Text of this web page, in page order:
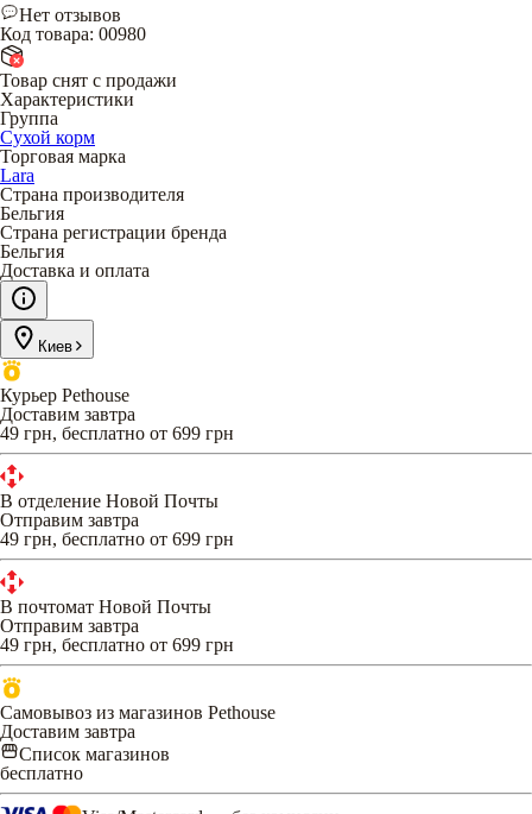
Нет отзывов
Код товара: 00980
Товар снят с продажи
Характеристики
Группа
Сухой корм
Торговая марка
Lara
Страна производителя
Бельгия
Страна регистрации бренда
Бельгия
Доставка и оплата
Киев
Курьер Pethouse
Доставим завтра
49 грн, бесплатно от 699 грн
В отделение Новой Почты
Отправим завтра
49 грн, бесплатно от 699 грн
В почтомат Новой Почты
Отправим завтра
49 грн, бесплатно от 699 грн
Самовывоз из магазинов Pethouse
Доставим завтра
Список магазинов
бесплатно